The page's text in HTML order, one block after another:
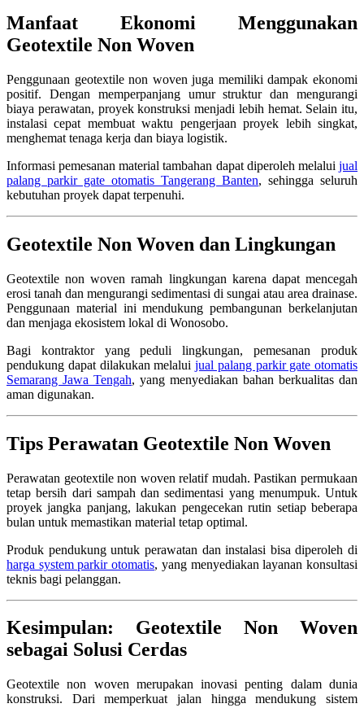
Manfaat Ekonomi Menggunakan
Geotextile Non Woven
Penggunaan geotextile non woven juga memiliki dampak ekonomi
positif. Dengan memperpanjang umur struktur dan mengurangi
biaya perawatan, proyek konstruksi menjadi lebih hemat. Selain itu,
instalasi cepat membuat waktu pengerjaan proyek lebih singkat,
menghemat tenaga kerja dan biaya logistik.
Informasi pemesanan material tambahan dapat diperoleh melalui jual
palang parkir gate otomatis Tangerang Banten, sehingga seluruh
kebutuhan proyek dapat terpenuhi.
Geotextile Non Woven dan Lingkungan
Geotextile non woven ramah lingkungan karena dapat mencegah
erosi tanah dan mengurangi sedimentasi di sungai atau area drainase.
Penggunaan material ini mendukung pembangunan berkelanjutan
dan menjaga ekosistem lokal di Wonosobo.
Bagi kontraktor yang peduli lingkungan, pemesanan produk
pendukung dapat dilakukan melalui jual palang parkir gate otomatis
Semarang Jawa Tengah, yang menyediakan bahan berkualitas dan
aman digunakan.
Tips Perawatan Geotextile Non Woven
Perawatan geotextile non woven relatif mudah. Pastikan permukaan
tetap bersih dari sampah dan sedimentasi yang menumpuk. Untuk
proyek jangka panjang, lakukan pengecekan rutin setiap beberapa
bulan untuk memastikan material tetap optimal.
Produk pendukung untuk perawatan dan instalasi bisa diperoleh di
harga system parkir otomatis, yang menyediakan layanan konsultasi
teknis bagi pelanggan.
Kesimpulan: Geotextile Non Woven
sebagai Solusi Cerdas
Geotextile non woven merupakan inovasi penting dalam dunia
konstruksi. Dari memperkuat jalan hingga mendukung sistem